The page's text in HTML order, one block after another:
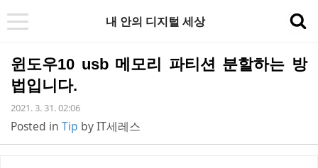
t
g
g
l
e
내 안의 디지털 세상
윈도우10 usb 메모리 파티션 분할하는 방
법입니다.
2021. 3. 31. 02:06
Posted in Tip byIT세레스